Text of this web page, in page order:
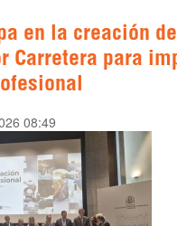
en la creación
Carretera para
08:49